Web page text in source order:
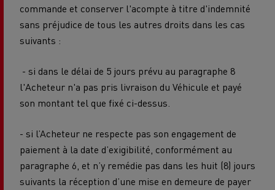
commande et conserver l'acompte à titre d'indemnité
sans préjudice de tous les autres droits dans les cas
suivants :
- si dans le délai de 5 jours prévu au paragraphe 8
l'Acheteur n'a pas pris livraison du Véhicule et payé
son montant tel que fixé ci-dessus.
- si l’Acheteur ne respecte pas son engagement de
paiement à la date d’exigibilité, conformément au
paragraphe 6, et n’y remédie pas dans les huit (8) jours
suivants la réception d’une mise en demeure de payer